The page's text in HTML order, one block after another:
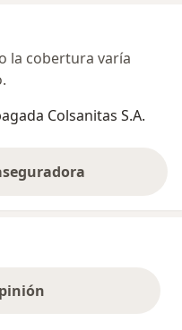
la cobertura varía
Colsanitas S.A.